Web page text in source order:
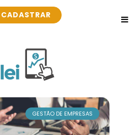
CADASTRAR
GESTÃO DE EMPRESAS